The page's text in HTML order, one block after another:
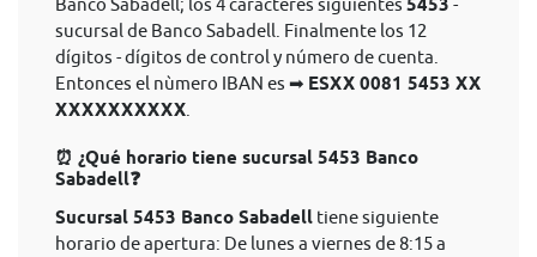
Banco Sabadell; los 4 caracteres siguientes 5453 -
sucursal de Banco Sabadell. Finalmente los 12
dígitos - dígitos de control y número de cuenta.
Entonces el nùmero IBAN es ➡ ESXX 0081 5453 XX
XXXXXXXXXX
⏰ ¿Qué horario tiene sucursal 5453 Banco
Sabadell❓
Sucursal 5453 Banco Sabadell tiene siguiente
horario de apertura: De lunes a viernes de 8:15 a